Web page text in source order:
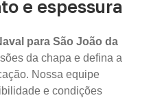
e espessura
para São João da
da chapa e defina a
Nossa equipe
e condições